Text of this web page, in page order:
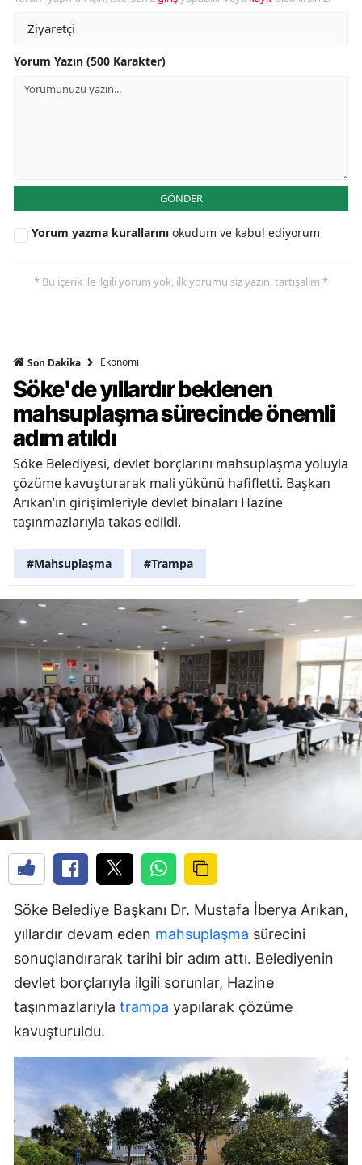
Yorum Yazın (500 Karakter)
GÖNDER
Yorum yazma kurallarını okudum ve kabul ediyorum
* Bu içerik ile ilgili yorum yok, ilk yorumu siz yazın, tartışalım *
Son Dakika Ekonomi
Söke'de yıllardır beklenen
mahsuplaşma sürecinde önemli
adım atıldı
Söke Belediyesi, devlet borçlarını mahsuplaşma yoluyla
çözüme kavuşturarak mali yükünü hafifletti. Başkan
Arıkan’ın girişimleriyle devlet binaları Hazine
taşınmazlarıyla takas edildi.
#Mahsuplaşma #Trampa
Söke Belediye Başkanı Dr. Mustafa İberya Arıkan,
yıllardır devam eden mahsuplaşma sürecini
sonuçlandırarak tarihi bir adım attı. Belediyenin
devlet borçlarıyla ilgili sorunlar, Hazine
taşınmazlarıyla trampa yapılarak çözüme
kavuşturuldu.